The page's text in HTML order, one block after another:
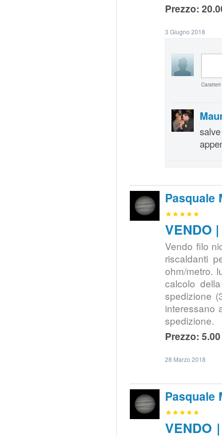
Prezzo:
3 Giugno 2018
Pasquale
VENDO
Vendo filo
riscaldanti
ohm/metro.
calcolo
spedizione
interessano
spedizione.
Prezzo:
28 Marzo 2018
Pasquale
VENDO